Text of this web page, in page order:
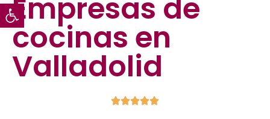
Abrir barra de herramientas
Empresas de
cocinas en
Valladolid
